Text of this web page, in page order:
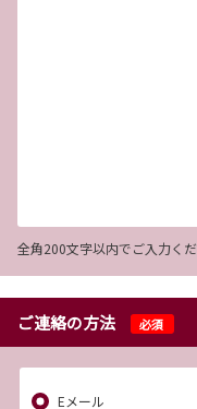
全角200文字以内でご入力くだ
ご連絡の方法 必須
Eメール